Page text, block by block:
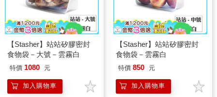
【Stasher】站站矽膠密封
食物袋－大號－雲霧白
特價 1080 元
加入購物車
【Stasher】站站矽膠密封
食物袋－雲霧白
特價 850 元
加入購物車